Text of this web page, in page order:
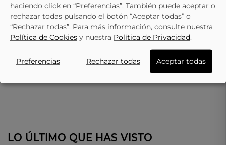
BUBBLE
23,95 €
LO ÚLTIMO QUE HAS VISTO
haciendo click en “Preferencias”. También puede aceptar o
rechazar todas pulsando el botón “Aceptar todas” o
“Rechazar todas”. Para más información, consulte nuestra
Política de Cookies y nuestra Política de Privacidad.
Preferencias Rechazar todas Aceptar todas